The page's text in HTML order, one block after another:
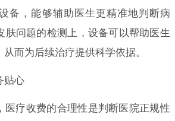
备，能够辅助医生更精准地判断病
肤问题的检测上，设备可以帮助医生
而为后续治疗提供科学依据。
贴心
医疗收费的合理性是判断医院正规性